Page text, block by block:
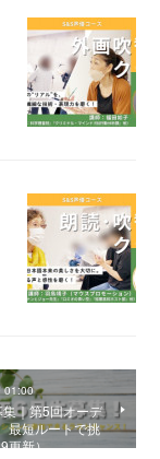
01:00
｜第5回オーデ
最短ルートで挑
更新）